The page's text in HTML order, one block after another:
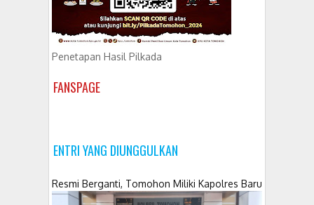
Penetapan Hasil Pilkada
FANSPAGE
ENTRI YANG DIUNGGULKAN
Resmi Berganti, Tomohon Miliki Kapolres Baru